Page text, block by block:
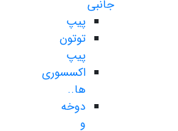
جانبی
پیپ
توتون
پیپ
اکسسوری
ها..
دوخه
و